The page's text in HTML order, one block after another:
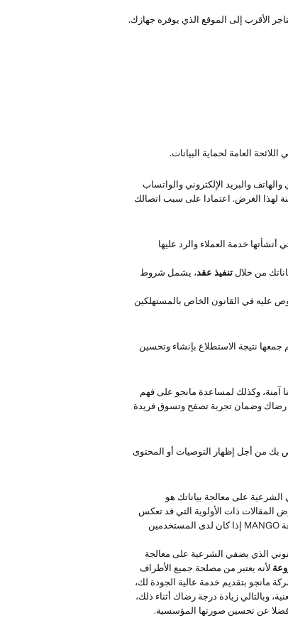
الأقرب إلى الموقع الذي يوفره جهازك.
العامة لحماية البيانات.
والهاتف والبريد الإلكتروني والواتساب
لهذا الغرض. اعتمادا على سبب اتصالك
خدمة العملاء والرد عليها
من خلال تنفيذ عقد، يشمل شروط
عليه في القانون الخاص بالمستهلكين
نتيجة الاستطلاع بإنشاء وتحسين
آمنة، وكذلك لمساعدة مانجو على فهم
رضاك وضمان تجربة تصفح وتسوق فريدة
بك من أجل إظهار التوصيات أو المحتوى
على معالجة بياناتك هو
المقالات ذات الأولوية التي قد تعكس
أولويات المستخدم المعني، ستتمكن MANGO من تقديم خدمة عالية الجودة وستكون تجربة المستخدم أكثر إيجابية، بينما ستكون بدورها فائدة سمعة MANGO إذا كان لدى المستخدمين
الذي يضفي الشرعية على معالجة
لأنه يعتبر من مصلحة جميع الأطراف
مانجو بتقديم خدمة عالية الجودة لك،
وبالتالي زيادة درجة رضاك أثناء ذلك،
فضلا عن تحسين صورتها المؤسسية.